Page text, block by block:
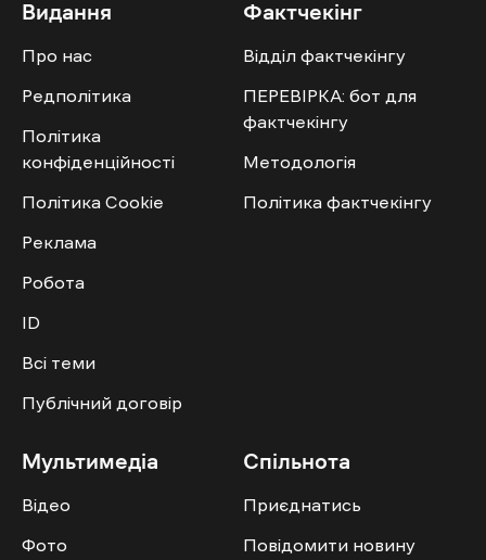
Видання
Про нас
Редполітика
Політика
конфіденційності
Політика Cookie
Реклама
Робота
ID
Всі теми
Публічний договір
Фактчекінг
Відділ фактчекінгу
ПЕРЕВІРКА: бот для
фактчекінгу
Методологія
Політика фактчекінгу
Мультимедіа
Відео
Фото
Спільнота
Приєднатись
Повідомити новину